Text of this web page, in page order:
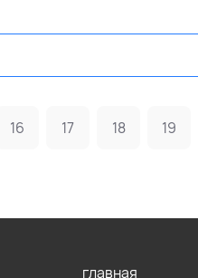
16 17 18 19
главная